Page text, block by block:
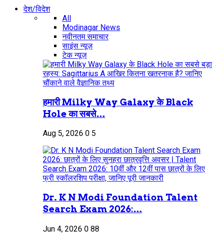
देश/विदेश
All
Modinagar News
नवीनतम समाचार
साइंस न्यूज़
टेक न्यूज़
हमारी Milky Way Galaxy के Black
Hole का सबसे...
Aug 5, 2026 0 5
Dr. K N Modi Foundation Talent
Search Exam 2026:...
Jun 4, 2026 0 88